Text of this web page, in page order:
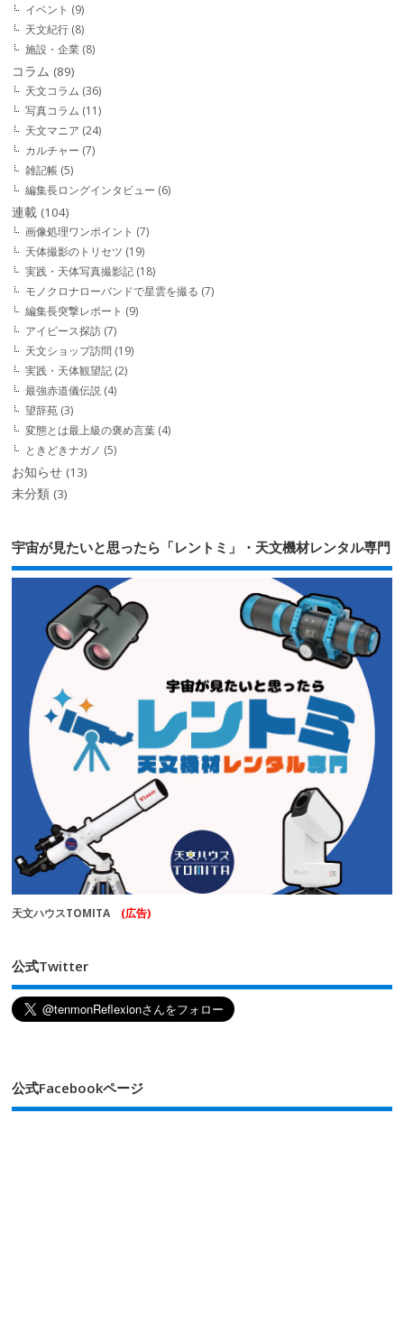
イベント (9)
天文紀行 (8)
施設・企業 (8)
コラム (89)
天文コラム (36)
写真コラム (11)
天文マニア (24)
カルチャー (7)
雑記帳 (5)
編集長ロングインタビュー (6)
連載 (104)
画像処理ワンポイント (7)
天体撮影のトリセツ (19)
実践・天体写真撮影記 (18)
モノクロナローバンドで星雲を撮る (7)
編集長突撃レポート (9)
アイピース探訪 (7)
天文ショップ訪問 (19)
実践・天体観望記 (2)
最強赤道儀伝説 (4)
望辞苑 (3)
変態とは最上級の褒め言葉 (4)
ときどきナガノ (5)
お知らせ (13)
未分類 (3)
宇宙が見たいと思ったら「レントミ」・天文機材レンタル専門
天文ハウスTOMITA (広告)
公式Twitter
公式Facebookページ